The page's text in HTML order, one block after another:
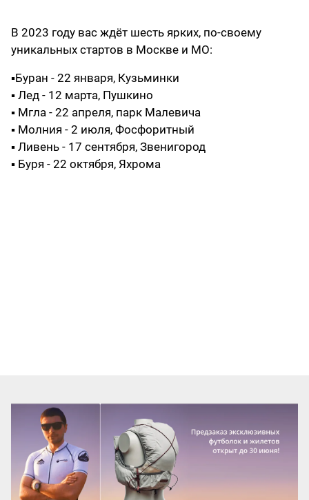
В 2023 году вас ждёт шесть ярких, по-своему
уникальных стартов в Москве и МО:
▪️Буран - 22 января, Кузьминки
▪️ Лед - 12 марта, Пушкино
▪️ Мгла - 22 апреля, парк Малевича
▪️ Молния - 2 июля, Фосфоритный
▪️ Ливень - 17 сентября, Звенигород
▪️ Буря - 22 октября, Яхрома